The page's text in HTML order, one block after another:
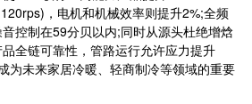
，电机和机械效率则提升2%;全频
控制在59分贝以内;同时从源头杜绝增焓
全链可靠性，管路运行允许应力提升
为未来家居冷暖、轻商制冷等领域的重要